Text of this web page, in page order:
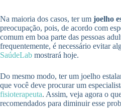
Na maioria dos casos, ter um joelho
preocupação, pois, de acordo com
comum em boa parte das pessoas
frequentemente, é necessário evitar
SaúdeLab mostrará hoje.
Do mesmo modo, ter um joelho
que você deve procurar um
fisioterapeuta. Assim, veja agora o
recomendados para diminuir esse